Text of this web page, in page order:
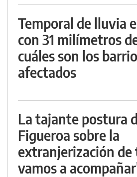
Temporal de lluvia
con 31 milímetros
cuáles son los
afectados
La tajante postura
Figueroa sobre la
extranjerización de
vamos a